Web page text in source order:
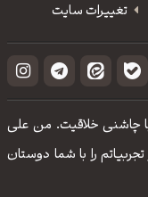
تغییرات سایت
چاشنی خلاقیت. من علی
را با شما دوستان